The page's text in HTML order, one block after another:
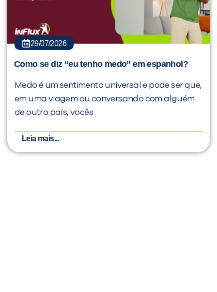
29/07/2026
Como se diz “eu tenho medo” em espanhol?
Medo é um sentimento universal e pode ser que,
em uma viagem ou conversando com alguém
de outro país, vocês
Leia mais...